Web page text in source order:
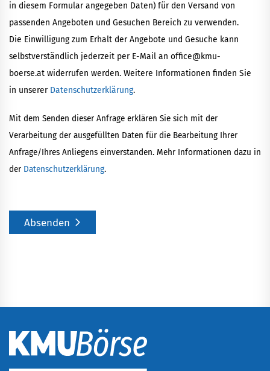
in diesem Formular angegeben Daten) für den Versand von
passenden Angeboten und Gesuchen Bereich zu verwenden.
Die Einwilligung zum Erhalt der Angebote und Gesuche kann
selbstverständlich jederzeit per E-Mail an office@kmu-
boerse.at widerrufen werden. Weitere Informationen finden Sie
in unserer Datenschutzerklärung.
Mit dem Senden dieser Anfrage erklären Sie sich mit der
Verarbeitung der ausgefüllten Daten für die Bearbeitung Ihrer
Anfrage/Ihres Anliegens einverstanden. Mehr Informationen dazu in
der Datenschutzerklärung.
Absenden